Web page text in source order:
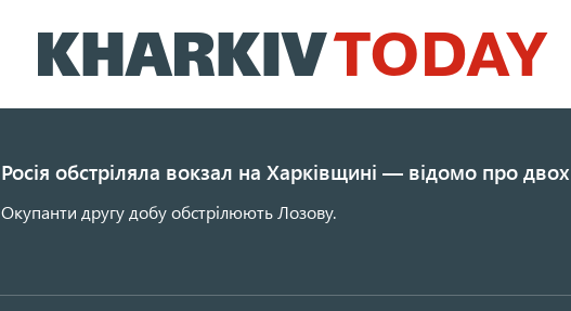
до
основного
Росія обстріляла вокзал на Харківщині — відомо про
Окупанти другу добу обстрілюють Лозову.